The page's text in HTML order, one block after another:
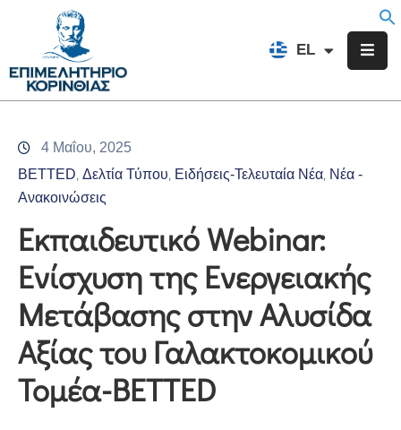
EL
FR
Επιμελητήριο
Υπηρεσίες
Προγράμματα
Δράσεις
Εκδηλώσεις
Επικοινωνία
4 Μαΐου, 2025
BETTED Δελτία Τύπου Ειδήσεις-Τελευταία Νέα Νέα -
Ανακοινώσεις
Εκπαιδευτικό Webinar:
Ενίσχυση της Ενεργειακής
Μετάβασης στην Αλυσίδα
Αξίας του Γαλακτοκομικού
Τομέα-BETTED